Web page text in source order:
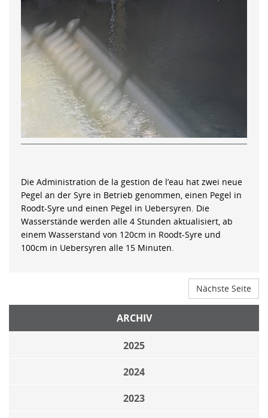
Die Administration de la gestion de l’eau hat zwei neue
Pegel an der Syre in Betrieb genommen, einen Pegel in
Roodt-Syre und einen Pegel in Uebersyren. Die
Wasserstände werden alle 4 Stunden aktualisiert, ab
einem Wasserstand von 120cm in Roodt-Syre und
100cm in Uebersyren alle 15 Minuten.
Nächste Seite
ARCHIV
2025
2024
2023